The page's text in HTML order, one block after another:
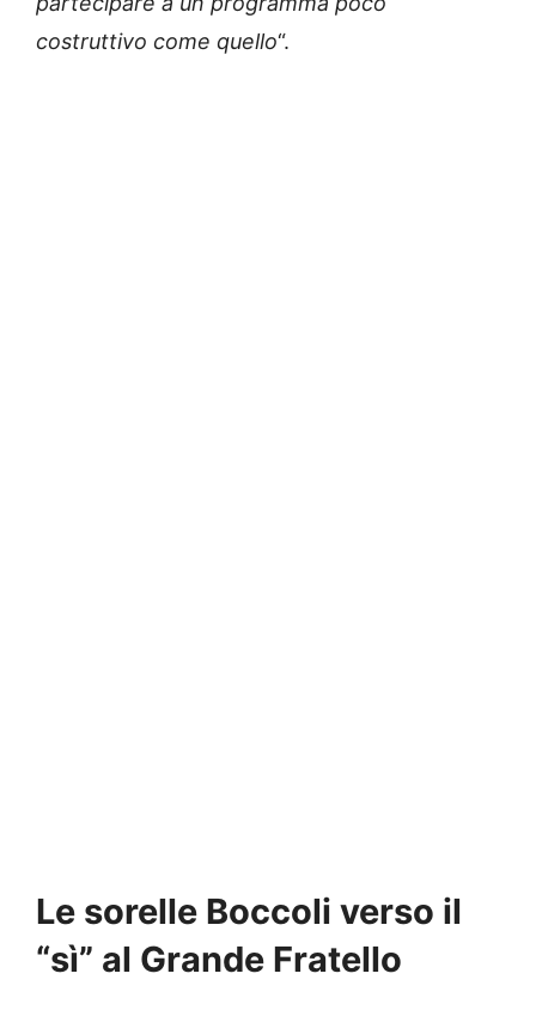
costruttivo come quello“.
Le sorelle Boccoli verso il
“sì” al Grande Fratello